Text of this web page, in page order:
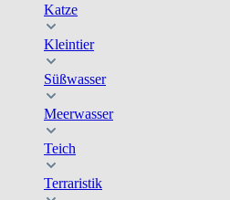
Katze
Kleintier
Süßwasser
Meerwasser
Teich
Terraristik